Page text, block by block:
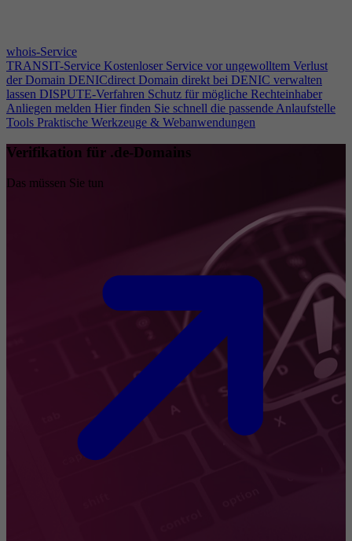
whois-Service
TRANSIT-Service Kostenloser Service vor ungewolltem Verlust
der Domain DENICdirect Domain direkt bei DENIC verwalten
lassen DISPUTE-Verfahren Schutz für mögliche Rechteinhaber
Anliegen melden Hier finden Sie schnell die passende Anlaufstelle
Tools Praktische Werkzeuge & Webanwendungen
Verifikation für .de-Domains
Das müssen Sie tun